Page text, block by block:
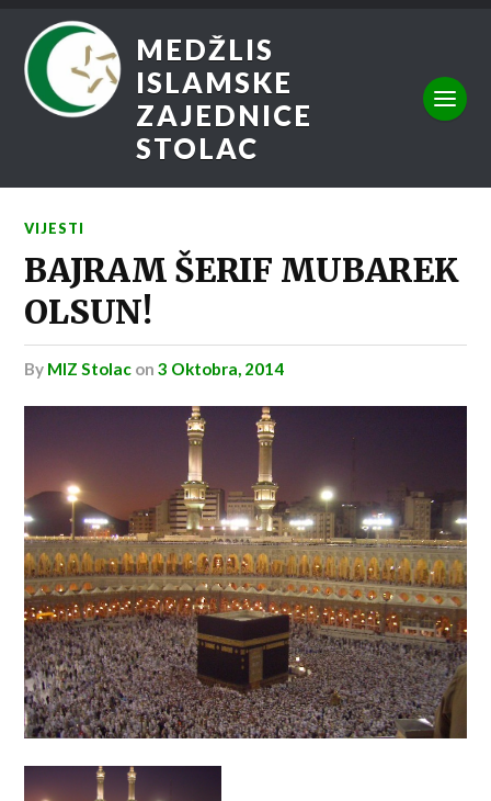
MEDŽLIS
ISLAMSKE
ZAJEDNICE
STOLAC
VIJESTI
BAJRAM ŠERIF MUBAREK
OLSUN!
by MIZ Stolac on3 Oktobra, 2014